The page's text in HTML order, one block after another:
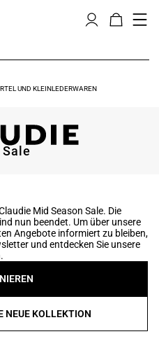
UND KLEINLEDERWAREN
Mid Season Sale. Die
nun beendet. Um über unsere
Angebote informiert zu bleiben,
und entdecken Sie unsere
NEUE KOLLEKTION